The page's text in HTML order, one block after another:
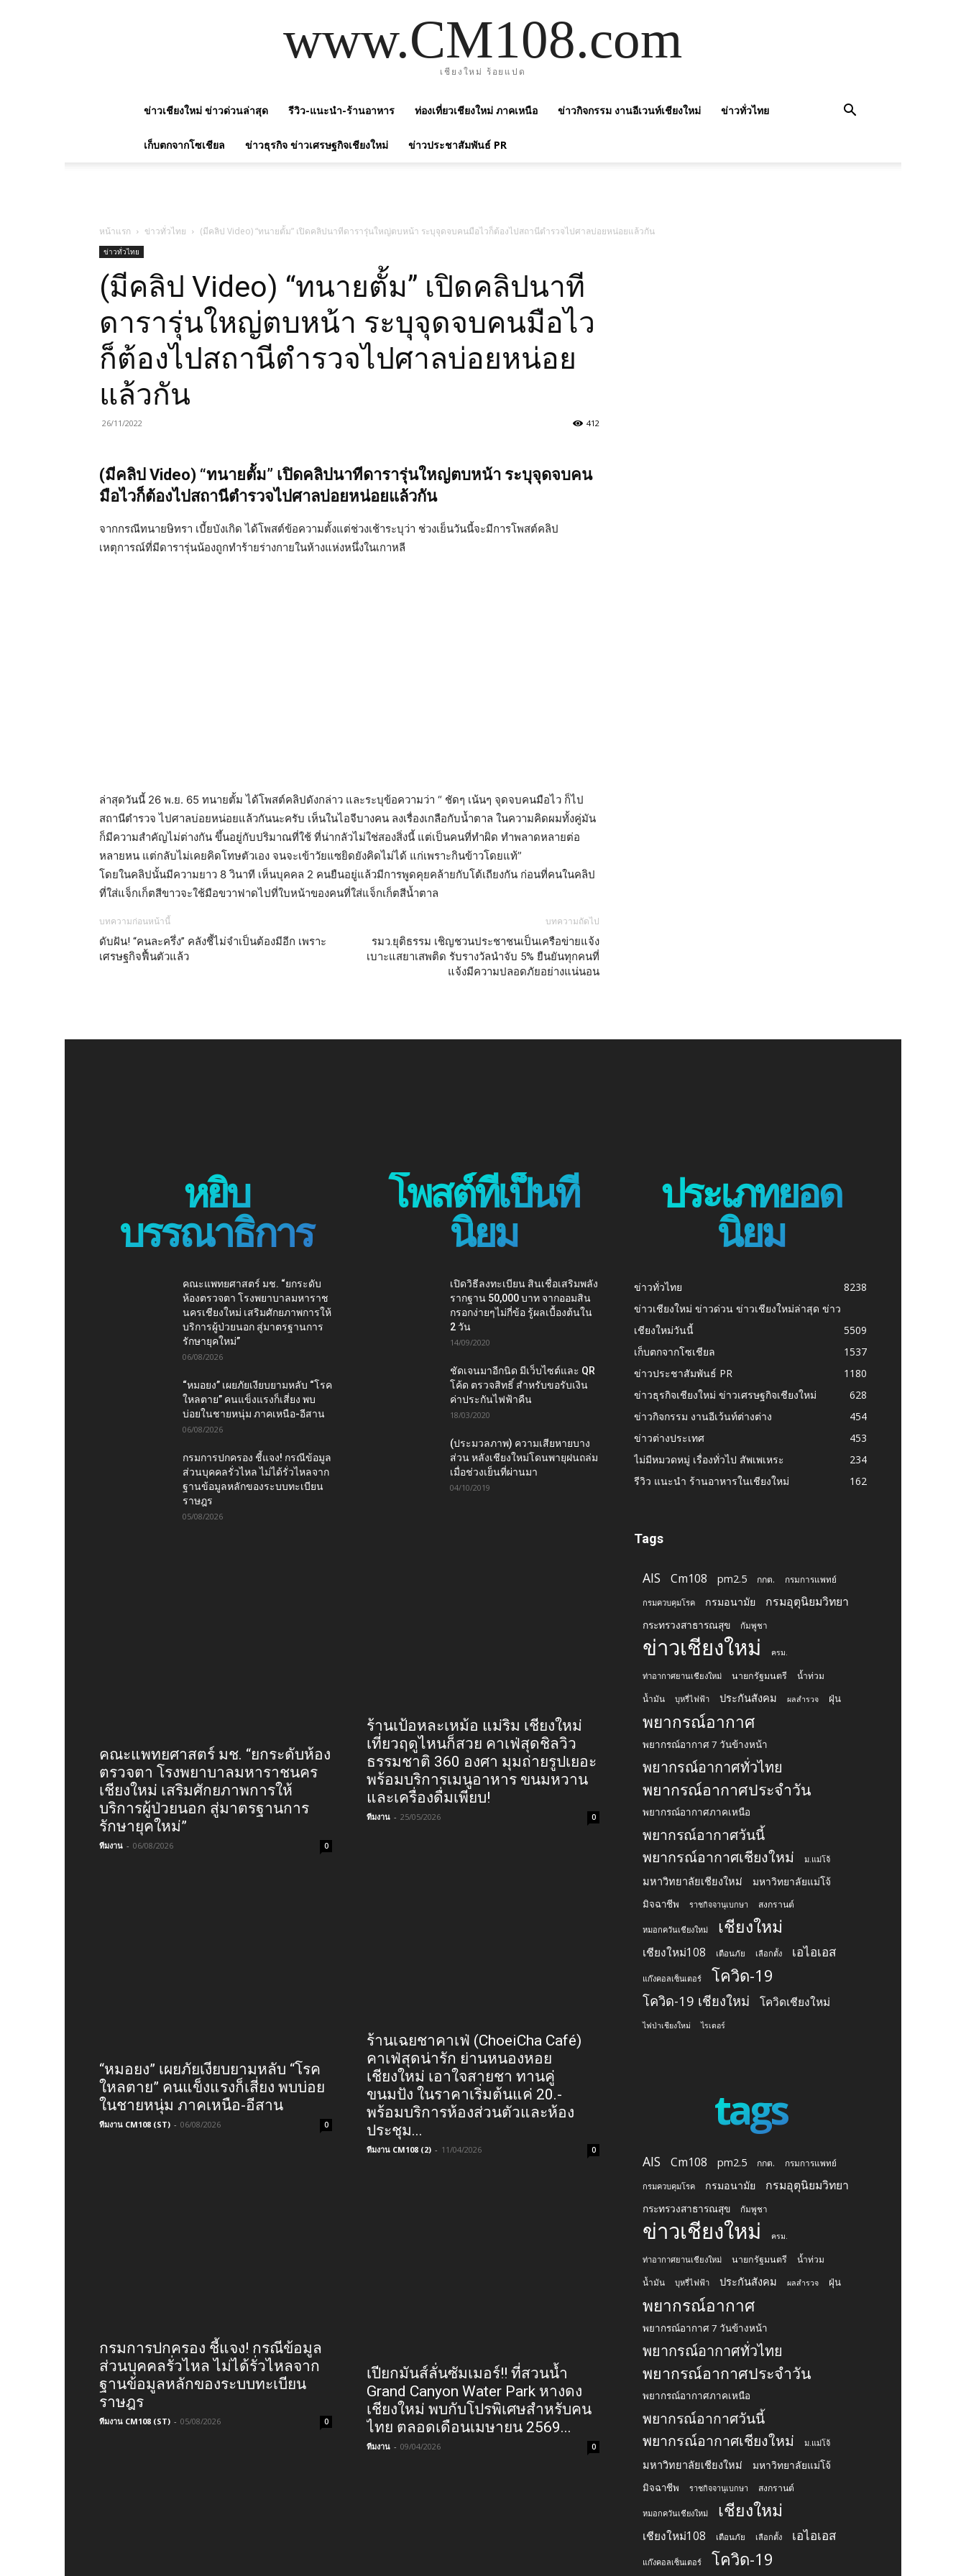
www.CM108.com
เชียงใหม่ ร้อยแปด
ข่าวเชียงใหม่ ข่าวด่วนล่าสุด รีวิว-แนะนำ-ร้านอาหาร ท่องเที่ยวเชียงใหม่ ภาคเหนือ ข่าวกิจกรรม งานอีเวนท์เชียงใหม่ ข่าวทั่วไทย
เก็บตกจากโซเชียล ข่าวธุรกิจ ข่าวเศรษฐกิจเชียงใหม่ ข่าวประชาสัมพันธ์ PR
หน้าแรก ข่าวทั่วไทย (มีคลิป Video) “ทนายตั้ม” เปิดคลิปนาทีดารารุ่นใหญ่ตบหน้า ระบุจุดจบคนมือไวก็ต้องไปสถานีตำรวจไปศาลบ่อยหน่อยแล้วกัน
ข่าวทั่วไทย
(มีคลิป Video) “ทนายตั้ม” เปิดคลิปนาที
ดารารุ่นใหญ่ตบหน้า ระบุจุดจบคนมือไว
ก็ต้องไปสถานีตำรวจไปศาลบ่อยหน่อย
แล้วกัน
26/11/2022 412
(มีคลิป Video) “ทนายตั้ม” เปิดคลิปนาทีดารารุ่นใหญ่ตบหน้า ระบุจุดจบคน
มือไวก็ต้องไปสถานีตำรวจไปศาลบ่อยหน่อยแล้วกัน
จากกรณีทนายษิทรา เบี้ยบังเกิด ได้โพสต์ข้อความตั้งแต่ช่วงเช้าระบุว่า ช่วงเย็นวันนี้จะมีการโพสต์คลิป
เหตุการณ์ที่มีดารารุ่นน้องถูกทำร้ายร่างกายในห้างแห่งหนึ่งในเกาหลี
ล่าสุดวันนี้ 26 พ.ย. 65 ทนายตั้ม ได้โพสต์คลิปดังกล่าว และระบุข้อความว่า “ ชัดๆ เน้นๆ จุดจบคนมือไว ก็ไป
สถานีตำรวจ ไปศาลบ่อยหน่อยแล้วกันนะครับ เห็นในไอจีบางคน ลงเรื่องเกลือกับน้ำตาล ในความคิดผมทั้งคู่มัน
ก็มีความสำคัญไม่ต่างกัน ขึ้นอยู่กับปริมาณที่ใช้ ที่น่ากลัวไม่ใช่สองสิ่งนี้ แต่เป็นคนที่ทำผิด ทำพลาดหลายต่อ
หลายหน แต่กลับไม่เคยคิดโทษตัวเอง จนจะเข้าวัยแซยิดยังคิดไม่ได้ แก่เพราะกินข้าวโดยแท้”
โดยในคลิปนั้นมีความยาว 8 วินาที เห็นบุคคล 2 คนยืนอยู่แล้วมีการพูดคุยคล้ายกับโต้เถียงกัน ก่อนที่คนในคลิป
ที่ใส่แจ็กเก็ตสีขาวจะใช้มือขวาฟาดไปที่ใบหน้าของคนที่ใส่แจ็กเก็ตสีน้ำตาล
บทความก่อนหน้านี้
ดับฝัน! “คนละครึ่ง” คลังชี้ไม่จำเป็นต้องมีอีก เพราะ
เศรษฐกิจฟื้นตัวแล้ว
บทความถัดไป
รมว.ยุติธรรม เชิญชวนประชาชนเป็นเครือข่ายแจ้ง
เบาะแสยาเสพติด รับรางวัลนำจับ 5% ยืนยันทุกคนที่
แจ้งมีความปลอดภัยอย่างแน่นอน
หยิบ
บรรณาธิการ
คณะแพทยศาสตร์ มช. “ยกระดับ
ห้องตรวจตา โรงพยาบาลมหาราช
นครเชียงใหม่ เสริมศักยภาพการให้
บริการผู้ป่วยนอก สู่มาตรฐานการ
รักษายุคใหม่”
06/08/2026
“หมอยง” เผยภัยเงียบยามหลับ “โรค
ใหลตาย” คนแข็งแรงก็เสี่ยง พบ
บ่อยในชายหนุ่ม ภาคเหนือ-อีสาน
06/08/2026
กรมการปกครอง ชี้แจง! กรณีข้อมูล
ส่วนบุคคลรั่วไหล ไม่ได้รั่วไหลจาก
ฐานข้อมูลหลักของระบบทะเบียน
ราษฎร
05/08/2026
คณะแพทยศาสตร์ มช. “ยกระดับห้อง
ตรวจตา โรงพยาบาลมหาราชนคร
เชียงใหม่ เสริมศักยภาพการให้
บริการผู้ป่วยนอก สู่มาตรฐานการ
รักษายุคใหม่”
ทีมงาน - 06/08/2026 0
“หมอยง” เผยภัยเงียบยามหลับ “โรค
ใหลตาย” คนแข็งแรงก็เสี่ยง พบบ่อย
ในชายหนุ่ม ภาคเหนือ-อีสาน
ทีมงาน CM108 (ST) - 06/08/2026 0
กรมการปกครอง ชี้แจง! กรณีข้อมูล
ส่วนบุคคลรั่วไหล ไม่ได้รั่วไหลจาก
ฐานข้อมูลหลักของระบบทะเบียน
ราษฎร
ทีมงาน CM108 (ST) - 05/08/2026 0
โพสต์ที่เป็นที่
นิยม
เปิดวิธีลงทะเบียน สินเชื่อเสริมพลัง
รากฐาน 50,000 บาท จากออมสิน
กรอกง่ายๆไม่กี่ข้อ รู้ผลเบื้องต้นใน
2 วัน
14/09/2020
ชัดเจนมาอีกนิด มีเว็บไซต์และ QR
โค้ด ตรวจสิทธิ์ สำหรับขอรับเงิน
ค่าประกันไฟฟ้าคืน
18/03/2020
(ประมวลภาพ) ความเสียหายบาง
ส่วน หลังเชียงใหม่โดนพายุฝนถล่ม
เมื่อช่วงเย็นที่ผ่านมา
04/10/2019
ร้านเป้อหละเหม้อ แม่ริม เชียงใหม่
เที่ยวฤดูไหนก็สวย คาเฟ่สุดชิลวิว
ธรรมชาติ 360 องศา มุมถ่ายรูปเยอะ
พร้อมบริการเมนูอาหาร ขนมหวาน
และเครื่องดื่มเพียบ!
ทีมงาน - 25/05/2026 0
ร้านเฉยชาคาเฟ่ (ChoeiCha Café)
คาเฟ่สุดน่ารัก ย่านหนองหอย
เชียงใหม่ เอาใจสายชา ทานคู่
ขนมปัง ในราคาเริ่มต้นแค่ 20.-
พร้อมบริการห้องส่วนตัวและห้อง
ประชุม...
ทีมงาน CM108 (2) - 11/04/2026 0
เปียกมันส์ลั่นซัมเมอร์!! ที่สวนน้ำ
Grand Canyon Water Park หางดง
เชียงใหม่ พบกับโปรพิเศษสำหรับคน
ไทย ตลอดเดือนเมษายน 2569...
ทีมงาน - 09/04/2026 0
ประเภทยอด
นิยม
ข่าวทั่วไทย
8238
ข่าวเชียงใหม่ ข่าวด่วน ข่าวเชียงใหม่ล่าสุด ข่าว
เชียงใหม่วันนี้
5509
เก็บตกจากโซเชียล
1537
ข่าวประชาสัมพันธ์ PR
1180
ข่าวธุรกิจเชียงใหม่ ข่าวเศรษฐกิจเชียงใหม่
628
ข่าวกิจกรรม งานอีเว้นท์ต่างต่าง
454
ข่าวต่างประเทศ
453
ไม่มีหมวดหมู่ เรื่องทั่วไป สัพเพเหระ
234
รีวิว แนะนำ ร้านอาหารในเชียงใหม่
162
Tags
AIS Cm108 pm2.5 กกต. กรมการแพทย์
กรมควบคุมโรค กรมอนามัย กรมอุตุนิยมวิทยา
กระทรวงสาธารณสุข กัมพูชา
ข่าวเชียงใหม่ ครม.
ท่าอากาศยานเชียงใหม่ นายกรัฐมนตรี น้ำท่วม
น้ำมัน บุหรี่ไฟฟ้า ประกันสังคม ผลสำรวจ ฝุ่น
พยากรณ์อากาศ
พยากรณ์อากาศ 7 วันข้างหน้า
พยากรณ์อากาศทั่วไทย
พยากรณ์อากาศประจำวัน
พยากรณ์อากาศภาคเหนือ
พยากรณ์อากาศวันนี้
พยากรณ์อากาศเชียงใหม่
ม.แม่โจ้
มหาวิทยาลัยเชียงใหม่ มหาวิทยาลัยแม่โจ้
มิจฉาชีพ ราชกิจจานุเบกษา สงกรานต์
หมอกควันเชียงใหม่ เชียงใหม่
เชียงใหม่108 เตือนภัย เลือกตั้ง เอไอเอส
แก๊งคอลเซ็นเตอร์ โควิด-19
โควิด-19 เชียงใหม่ โควิดเชียงใหม่
ไฟป่าเชียงใหม่ ไรเดอร์
tags
AIS Cm108 pm2.5 กกต. กรมการแพทย์
กรมควบคุมโรค กรมอนามัย กรมอุตุนิยมวิทยา
กระทรวงสาธารณสุข กัมพูชา
ข่าวเชียงใหม่ ครม.
ท่าอากาศยานเชียงใหม่ นายกรัฐมนตรี น้ำท่วม
น้ำมัน บุหรี่ไฟฟ้า ประกันสังคม ผลสำรวจ ฝุ่น
พยากรณ์อากาศ
พยากรณ์อากาศ 7 วันข้างหน้า
พยากรณ์อากาศทั่วไทย
พยากรณ์อากาศประจำวัน
พยากรณ์อากาศภาคเหนือ
พยากรณ์อากาศวันนี้
พยากรณ์อากาศเชียงใหม่
ม.แม่โจ้
มหาวิทยาลัยเชียงใหม่ มหาวิทยาลัยแม่โจ้
มิจฉาชีพ ราชกิจจานุเบกษา สงกรานต์
หมอกควันเชียงใหม่ เชียงใหม่
เชียงใหม่108 เตือนภัย เลือกตั้ง เอไอเอส
แก๊งคอลเซ็นเตอร์ โควิด-19